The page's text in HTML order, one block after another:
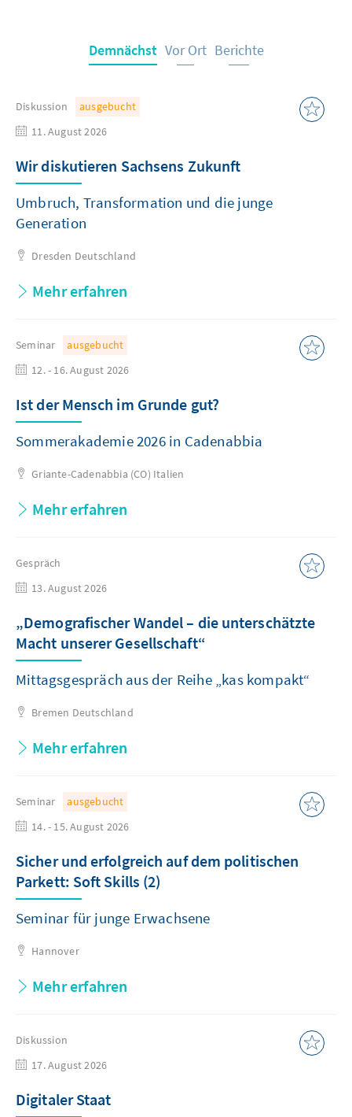
Demnächst Vor Ort Berichte
Diskussion
ausgebucht
11. August 2026
Wir diskutieren Sachsens Zukunft
Umbruch, Transformation und die junge
Generation
Dresden Deutschland
Mehr erfahren
Seminar
ausgebucht
12. - 16. August 2026
Ist der Mensch im Grunde gut?
Sommerakademie 2026 in Cadenabbia
Griante-Cadenabbia (CO) Italien
Mehr erfahren
Gespräch
13. August 2026
„Demografischer Wandel – die unterschätzte
Macht unserer Gesellschaft“
Mittagsgespräch aus der Reihe „kas kompakt“
Bremen Deutschland
Mehr erfahren
Seminar
ausgebucht
14. - 15. August 2026
Sicher und erfolgreich auf dem politischen
Parkett: Soft Skills (2)
Seminar für junge Erwachsene
Hannover
Mehr erfahren
Diskussion
17. August 2026
Digitaler Staat